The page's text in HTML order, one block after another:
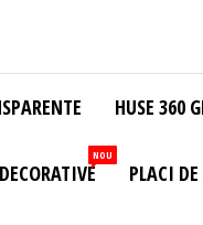
HUSE 360
NOU
PLACI